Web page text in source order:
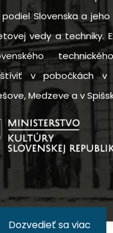
Slovenska a
vedy a techniky.
v pobočkách v
Medzeve a v
Dozvedieť sa viac